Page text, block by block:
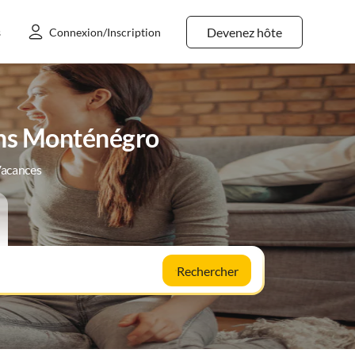
Devenez hôte
Connexion/Inscription
Monténégro
Rechercher